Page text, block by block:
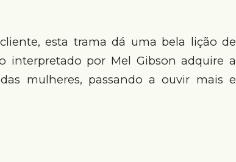
esta trama dá uma bela lição de
interpretado por Mel Gibson adquire a
mulheres, passando a ouvir mais e